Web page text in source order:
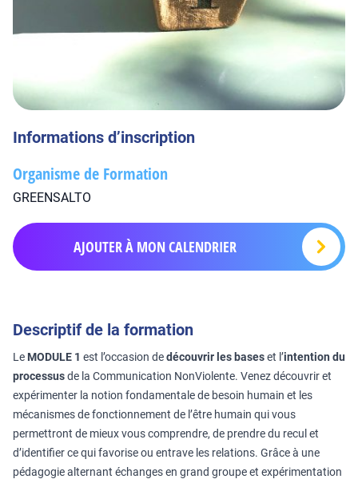
Informations d’inscription
Organisme de Formation
GREENSALTO
AJOUTER À MON CALENDRIER
Descriptif de la formation
Le MODULE 1 est l’occasion dedécouvrir les baseset l’intention du
processusde la Communication NonViolente. Venez découvrir et
expérimenter la notion fondamentale de besoin humain et les
mécanismes de fonctionnement de l’être humain qui vous
permettront de mieux vous comprendre, de prendre du recul et
d’identifier ce qui favorise ou entrave les relations. Grâce à une
pédagogie alternant échanges en grand groupe et expérimentation